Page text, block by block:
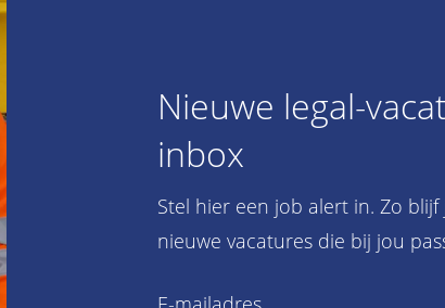
Nieuwe legal-
inbox
Stel hier een job alert in. Zo
nieuwe vacatures die bij jou